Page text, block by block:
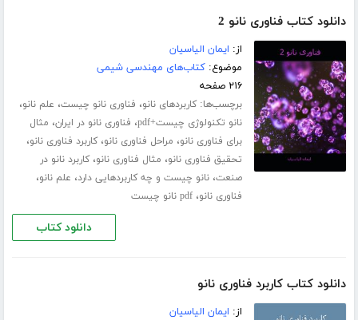
دانلود کتاب فناوری نانو 2
از: ایمان الیاسیان
موضوع:کتاب‌های مهندسی شیمی
۲۱۶ صفحه
برچسب‌ها:کاربردهای نانو، فناوری نانو چیست، علم نانو،
نانو تکنولوژی چیست+pdf ، فناوری نانو در ایران، مثال
برای فناوری نانو، مراحل فناوری نانو،کاربرد فناوری نانو،
تحقیق فناوری نانو، مثال فناوری نانو،کاربرد نانو در
صنعت،نانو چیست و چه کاربردهایی دارد، علم نانو،
فناوری نانو،pdf نانو چیست
دانلود کتاب
دانلود کتاب کاربرد فناوری نانو
از: ایمان الیاسیان